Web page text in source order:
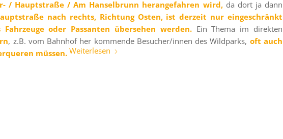
/ Hauptstraße / Am Hanselbrunn herangefahren wird,da dort ja dann
nach rechts, Richtung Osten, ist derzeit nur eingeschränkt
Fahrzeuge oder Passanten übersehen werden.Ein Thema im direkten
, z.B. vom Bahnhof her kommende Besucher/innen des Wildparks, oft auch
müssen.Weiterlesen